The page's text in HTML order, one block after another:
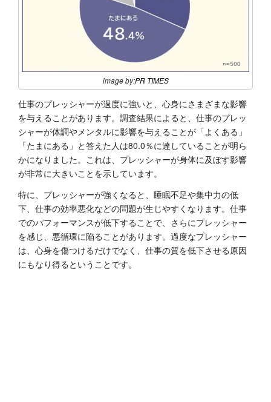
image by:PR TIMES
仕事のプレッシャーが過度に強いと、心身にさまざまな影響
を与えることがあります。調査結果によると、仕事のプレッ
シャーが体調やメンタルに影響を与えることが「よくある」
「たまにある」と答えた人は80.0％に達していることが明ら
かになりました。これは、プレッシャーが身体に及ぼす影響
が非常に大きいことを示しています。
特に、プレッシャーが強くなると、睡眠不足や集中力の低
下、仕事の効率悪化などの問題が生じやすくなります。仕事
でのパフォーマンスが低下することで、さらにプレッシャー
を感じ、悪循環に陥ることがあります。過度なプレッシャー
は、心身を傷つけるだけでなく、仕事の質を低下させる原因
にもなり得るということです。